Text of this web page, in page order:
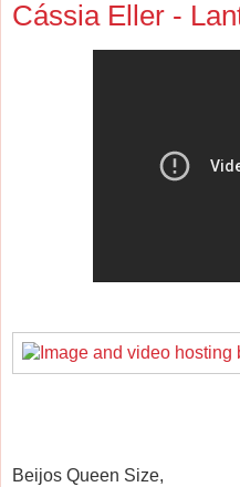
Cássia Eller -
Beijos Queen Size,